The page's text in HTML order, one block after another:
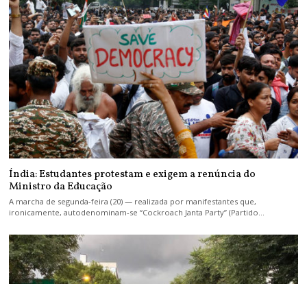
Índia: Estudantes protestam e exigem a renúncia do
Ministro da Educação
A marcha de segunda-feira (20) — realizada por manifestantes que,
ironicamente, autodenominam-se “Cockroach Janta Party” (Partido…